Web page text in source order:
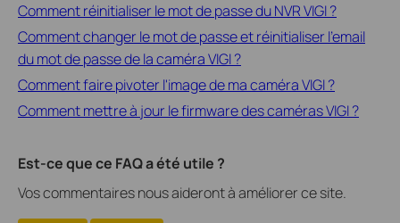
Comment réinitialiser le mot de passe du NVR VIGI ?
Comment changer le mot de passe et réinitialiser l'email
du mot de passe de la caméra VIGI ?
Comment faire pivoter l'image de ma caméra VIGI ?
Comment mettre à jour le firmware des caméras VIGI ?
Est-ce que ce FAQ a été utile ?
Vos commentaires nous aideront à améliorer ce site.